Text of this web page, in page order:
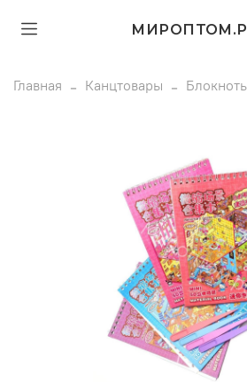
Главная Канцтовары